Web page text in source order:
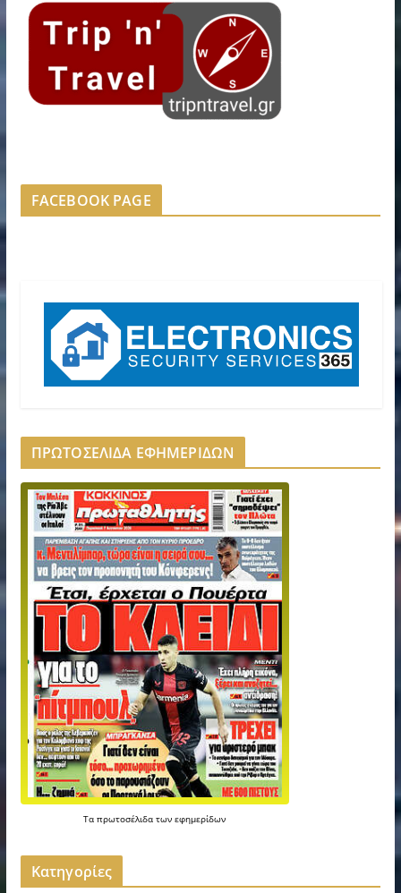
FACEBOOK PAGE
ΠΡΩΤΟΣΕΛΙΔΑ ΕΦΗΜΕΡΙΔΩΝ
Ταπρωτοσέλιδατωνεφημερίδων
Kατηγορίες